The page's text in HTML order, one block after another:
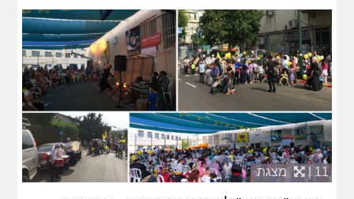
11 | מצגת